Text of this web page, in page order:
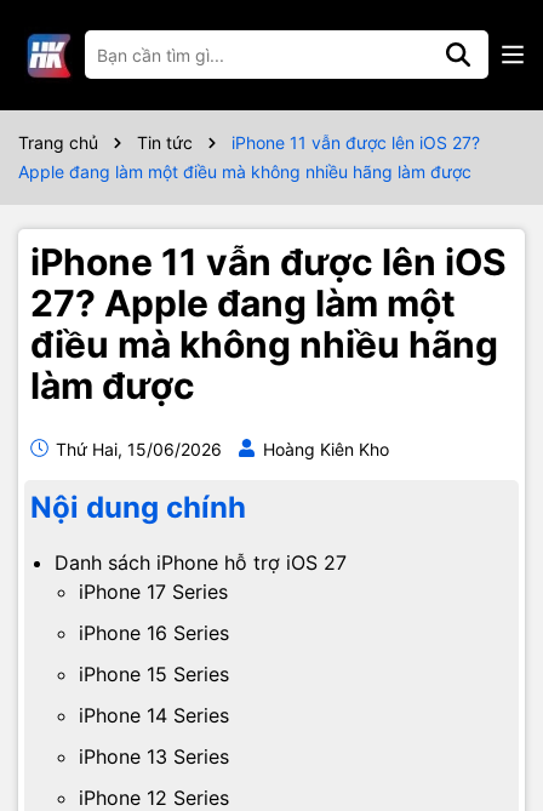
Trang chủ Tin tức
iPhone 11 vẫn được lên iOS 27?
Apple đang làm một điều mà không nhiều hãng làm được
iPhone 11 vẫn được lên iOS
27? Apple đang làm một
điều mà không nhiều hãng
làm được
Thứ Hai, 15/06/2026 Hoàng Kiên Kho
Nội dung chính
Danh sách iPhone hỗ trợ iOS 27
iPhone 17 Series
iPhone 16 Series
iPhone 15 Series
iPhone 14 Series
iPhone 13 Series
iPhone 12 Series